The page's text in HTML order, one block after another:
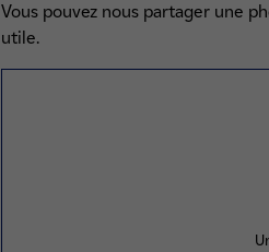
Vous pouvez nous partager une
utile.